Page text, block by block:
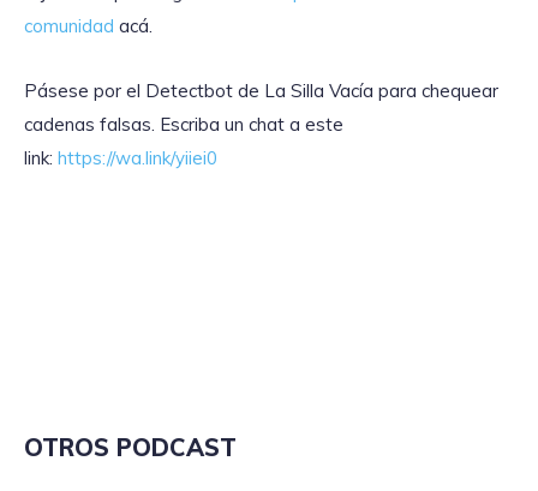
comunidad acá.
Pásese por el Detectbot de La Silla Vacía para chequear
cadenas falsas. Escriba un chat a este
link: https://wa.link/yiiei0
OTROS PODCAST